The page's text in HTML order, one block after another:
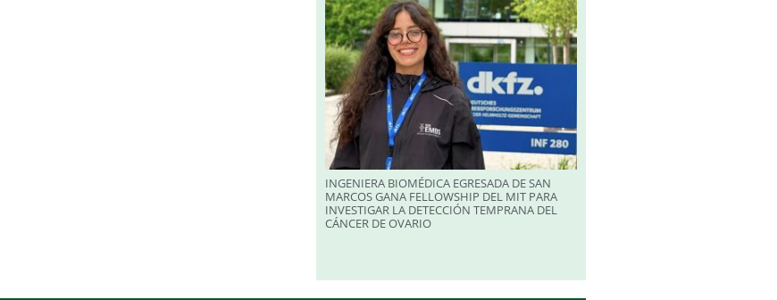
INGENIERA BIOMÉDICA EGRESADA DE SAN
MARCOS GANA FELLOWSHIP DEL MIT PARA
INVESTIGAR LA DETECCIÓN TEMPRANA DEL
CÁNCER DE OVARIO